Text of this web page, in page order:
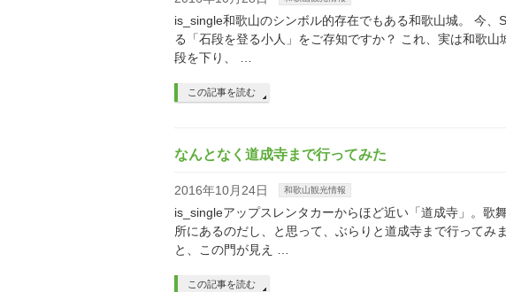
is_single和歌山のシンボル的存在でもある和歌山城。 今
る「石段を登る小人」をご存知ですか？ これ、実は和歌
段を下り、 …
この記事を読む
なんとなく道成寺まで行ってみた
2016年10月24日 和歌山観光情報
is_singleアップスレンタカーからほど近い「道成寺」。歌
所にあるのだし、と思って、ぶらりと道成寺まで行ってみ
と、この門が見え …
この記事を読む